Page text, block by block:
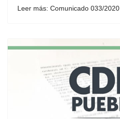
Leer más: Comunicado 033/2020